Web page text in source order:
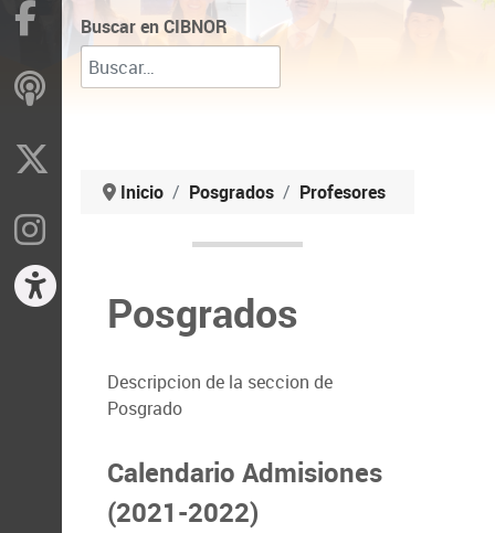
Buscar en CIBNOR
Inicio Posgrados Profesores
Posgrados
Descripcion de la seccion de
Posgrado
Calendario Admisiones
(2021-2022)
Facebook
ivoox
Instragram